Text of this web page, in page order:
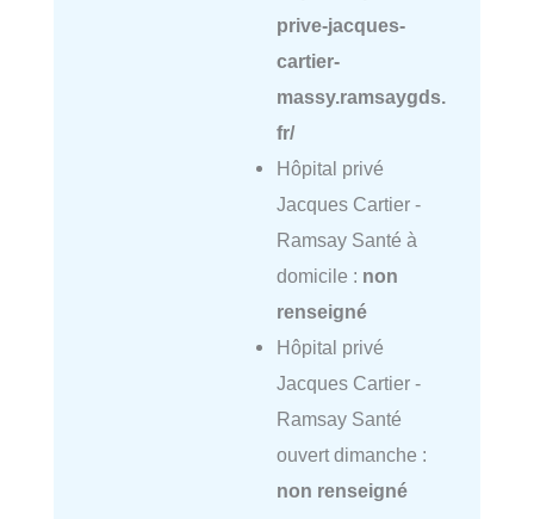
prive-jacques-
cartier-
massy.ramsaygds.
fr/
Hôpital privé
Jacques Cartier -
Ramsay Santé à
domicile : non
renseigné
Hôpital privé
Jacques Cartier -
Ramsay Santé
ouvert dimanche :
non renseigné